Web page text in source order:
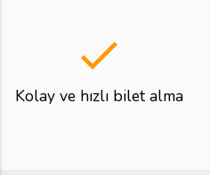
done
Kolay ve hızlı bilet alma